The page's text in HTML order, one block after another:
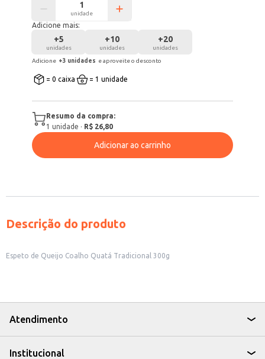
unidade
Adicione mais:
+5
unidades
+10
unidades
+20
unidades
Adicione +3 unidades e aproveite o desconto
= 0 caixa = 1 unidade
Resumo da compra:
1 unidade · R$ 26,80
Adicionar ao carrinho
Descrição do produto
Espeto de Queijo Coalho Quatá Tradicional 300g
Atendimento
Institucional